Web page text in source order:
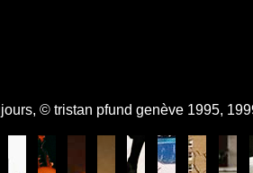
© tristan pfund genève 1995,